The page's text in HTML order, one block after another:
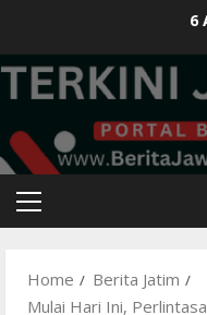
content
6
Primary
Home
Berita Jatim
Mulai Hari Ini,